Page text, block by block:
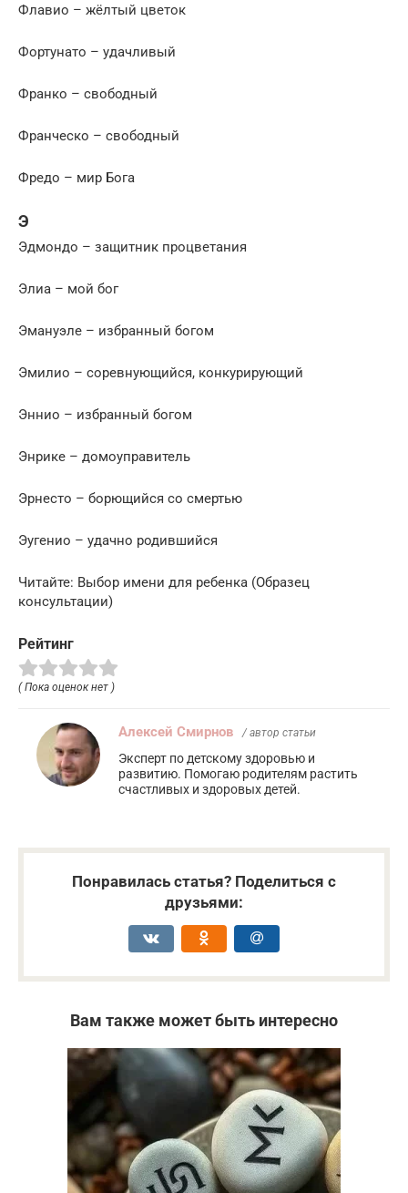
Флавио – жёлтый цветок
Фортунато – удачливый
Франко – свободный
Франческо – свободный
Фредо – мир Бога
Э
Эдмондо – защитник процветания
Элиа – мой бог
Эмануэле – избранный богом
Эмилио – соревнующийся, конкурирующий
Эннио – избранный богом
Энрике – домоуправитель
Эрнесто – борющийся со смертью
Эугенио – удачно родившийся
Читайте: Выбор имени для ребенка (Образец
консультации)
Рейтинг
( Пока оценок нет )
Алексей Смирнов / автор статьи
Эксперт по детскому здоровью и
развитию. Помогаю родителям растить
счастливых и здоровых детей.
Понравилась статья? Поделиться с
друзьями:
Вам также может быть интересно